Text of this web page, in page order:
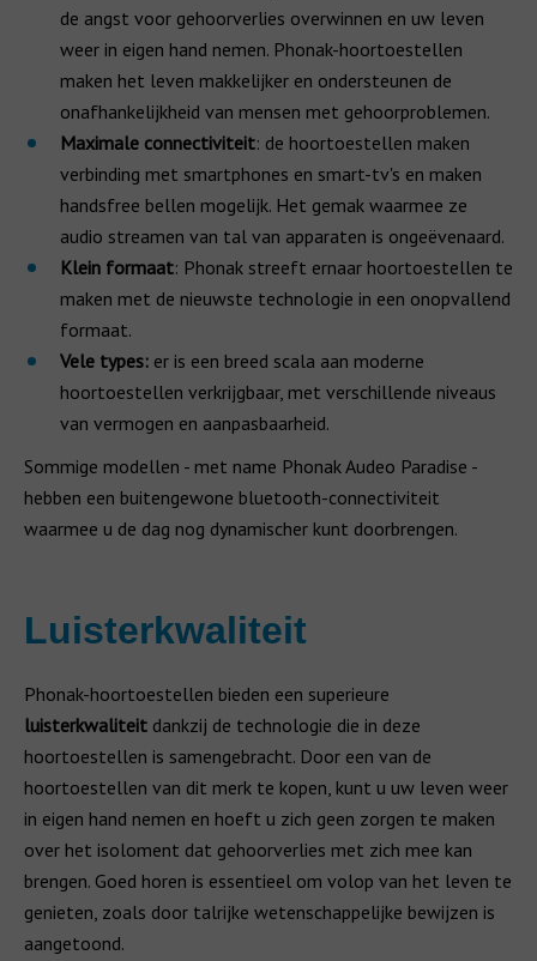
de angst voor gehoorverlies overwinnen en uw leven
weer in eigen hand nemen. Phonak-hoortoestellen
maken het leven makkelijker en ondersteunen de
onafhankelijkheid van mensen met gehoorproblemen.
Maximale connectiviteit: de hoortoestellen maken
verbinding met smartphones en smart-tv's en maken
handsfree bellen mogelijk. Het gemak waarmee ze
audio streamen van tal van apparaten is ongeëvenaard.
Klein formaat: Phonak streeft ernaar hoortoestellen te
maken met de nieuwste technologie in een onopvallend
formaat.
Vele types: er is een breed scala aan moderne
hoortoestellen verkrijgbaar, met verschillende niveaus
van vermogen en aanpasbaarheid.
Sommige modellen - met name Phonak Audeo Paradise -
hebben een buitengewone bluetooth-connectiviteit
waarmee u de dag nog dynamischer kunt doorbrengen.
Luisterkwaliteit
Phonak-hoortoestellen bieden een superieure
luisterkwaliteit dankzij de technologie die in deze
hoortoestellen is samengebracht. Door een van de
hoortoestellen van dit merk te kopen, kunt u uw leven weer
in eigen hand nemen en hoeft u zich geen zorgen te maken
over het isoloment dat gehoorverlies met zich mee kan
brengen. Goed horen is essentieel om volop van het leven te
genieten, zoals door talrijke wetenschappelijke bewijzen is
aangetoond.